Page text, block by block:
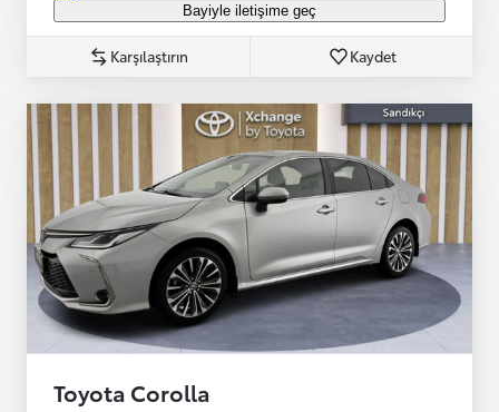
Bayiyle iletişime geç
Karşılaştırın Kaydet
Toyota Corolla